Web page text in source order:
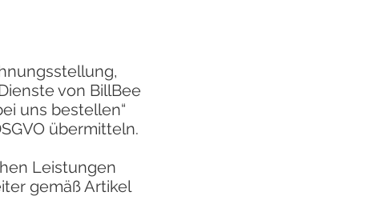
von BillBee
uns bestellen“
übermitteln.
Leistungen
gemäß Artikel